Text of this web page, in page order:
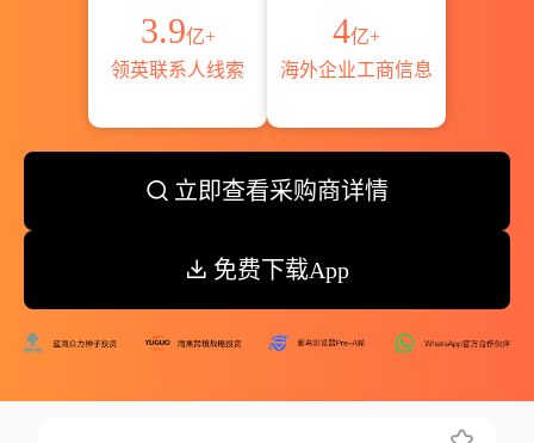
3.9亿+
领英联系人线索
4亿+
海外企业工商信息
立即查看采购商详情
免费下载App